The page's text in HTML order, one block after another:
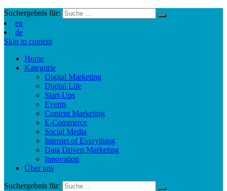
Suchergebnis für:
en
de
Skip to content
Home
Kategorie
Digital Marketing
Digital Life
Start-Ups
Events
Content Marketing
E-Commerce
Social Media
Internet of Everything
Data Driven Marketing
Innovation
Über uns
Suchergebnis für: